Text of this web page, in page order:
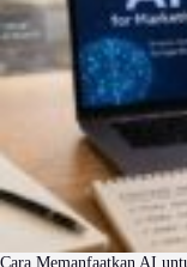
Cara Memanfaatkan AI